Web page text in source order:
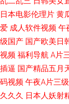
日本电影伦理片 黄
爱 成人软件视频 午
级国产 国产欧美日
视频 福利导航 A片
插逼 国产精品五月
码视频 午夜A片三
久久久 日本人妖射